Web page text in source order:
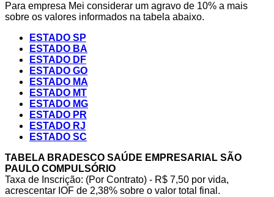
Para empresa Mei considerar um agravo de 10% a mais
sobre os valores informados na tabela abaixo.
ESTADO SP
ESTADO BA
ESTADO DF
ESTADO GO
ESTADO MA
ESTADO MT
ESTADO MG
ESTADO PR
ESTADO RJ
ESTADO SC
TABELA BRADESCO SAÚDE EMPRESARIAL SÃO
PAULO COMPULSÓRIO
Taxa de Inscrição: (Por Contrato) - R$ 7,50 por vida,
acrescentar IOF de 2,38% sobre o valor total final.